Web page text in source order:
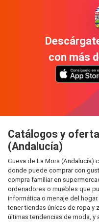
con más
Catálogos y
(Andalucía)
Cueva de La Mora (Andalucía)
donde puede comprar con
compra familiar en
ordenadores o muebles que
informática o menaje del
tener tiendas únicas de ropa y
últimas tendencias de moda, y